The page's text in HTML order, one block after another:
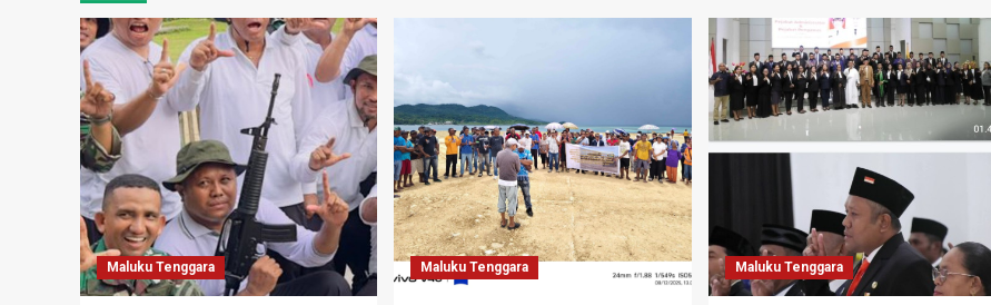
Maluku Tenggara Maluku Tenggara Maluku Tenggara